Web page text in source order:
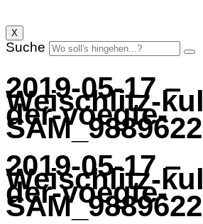
X
Suche
2019-05-17 –
Weischlitz-
der-voegte-
SAM_9889622
2019-05-17 –
Weischlitz-
der-voegte-
SAM_9889622